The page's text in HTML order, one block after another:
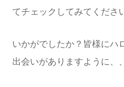
てチェックしてみてくださ
いかがでしたか？皆様にハ
出会いがありますように、